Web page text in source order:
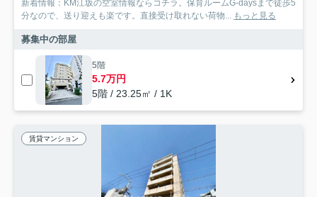
新着情報：KM江坂の空室情報ならコチラ。保育ルームG-daysまで徒歩5
分なので、送り迎えも楽です。直接受け取れない荷物... もっと見る
募集中の部屋
5階
5.7万円
5階 / 23.25㎡ / 1K
賃貸マンション